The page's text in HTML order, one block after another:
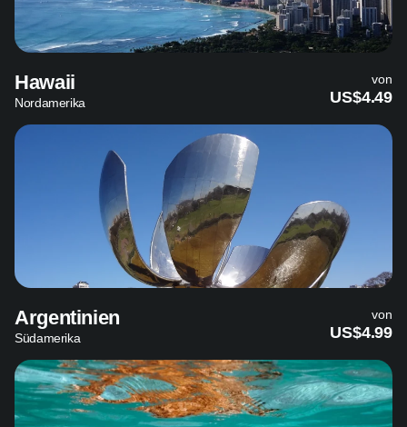
Hawaii
Nordamerika
von
US$4.49
Argentinien
Südamerika
von
US$4.99